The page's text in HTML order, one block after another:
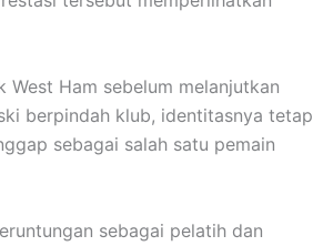
Ham sebelum melanjutkan
berpindah klub, identitasnya tetap
sebagai salah satu pemain
sebagai pelatih dan